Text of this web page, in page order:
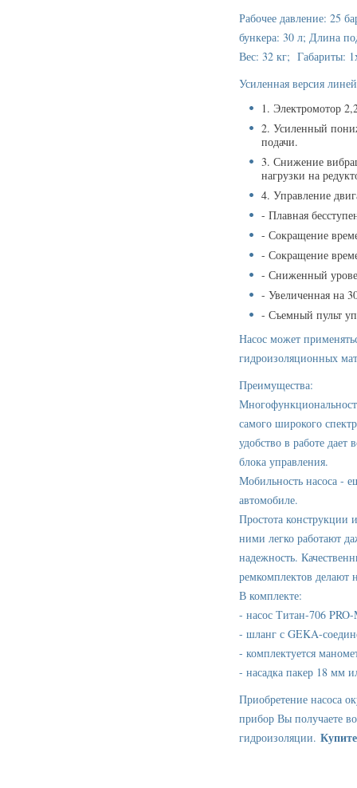
Рабочее давление: 25
бункера: 30 л; Длина
Вес: 32 кг; Габариты:
Усиленная версия
1. Электромотор
2. Усиленный
подачи.
3. Снижение
нагрузки на
4. Управление
- Плавная
- Сокращение
- Сокращение
- Сниженный
- Увеличенная на
- Съемный пульт
Насос может
гидроизоляционных
Преимущества:
самого широкого
удобство в работе
блока управления.
Мобильность насоса -
автомобиле.
Простота конструкции
ними легко работают
надежность.
ремкомплектов
В комплекте:
- насос Титан-706
- шланг с GEKA-
- комплектуется
- насадка пакер 18 мм
Приобретение насоса
прибор Вы получаете
гидроизоляции.